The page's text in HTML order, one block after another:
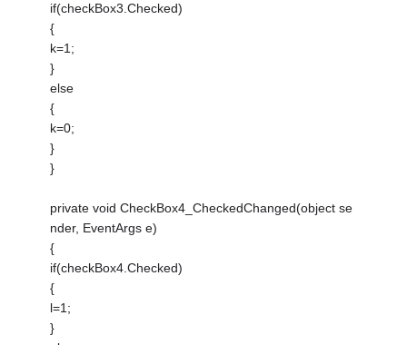
if(checkBox3.Checked)
{
k=1;
}
else
{
k=0;
}
}
private void CheckBox4_CheckedChanged(object se
nder, EventArgs e)
{
if(checkBox4.Checked)
{
l=1;
}